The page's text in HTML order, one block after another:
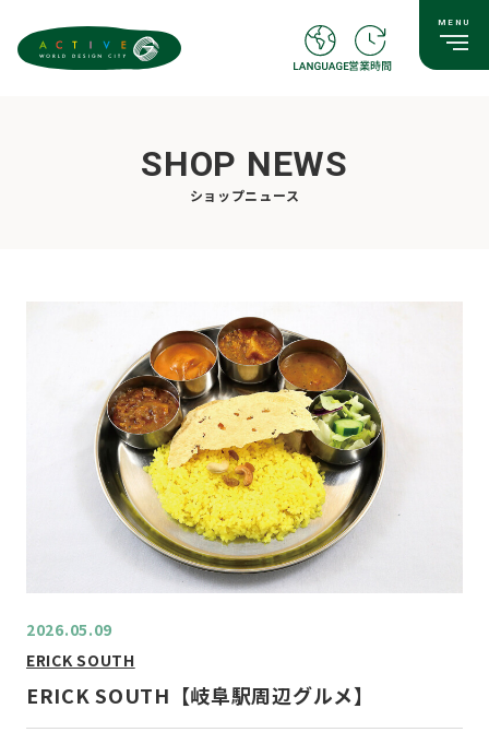
SHOP NEWS
ショップニュース
2026.05.09
ERICK SOUTH
ERICK SOUTH【岐阜駅周辺グルメ】